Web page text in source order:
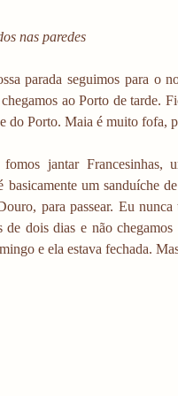
nas paredes
parada seguimos para o
ao Porto de tarde.
do Porto. Maia é muito fofa,
fomos jantar
basicamente um sanduíche
para passear. Eu
de dois dias e não
e ela estava fechada.